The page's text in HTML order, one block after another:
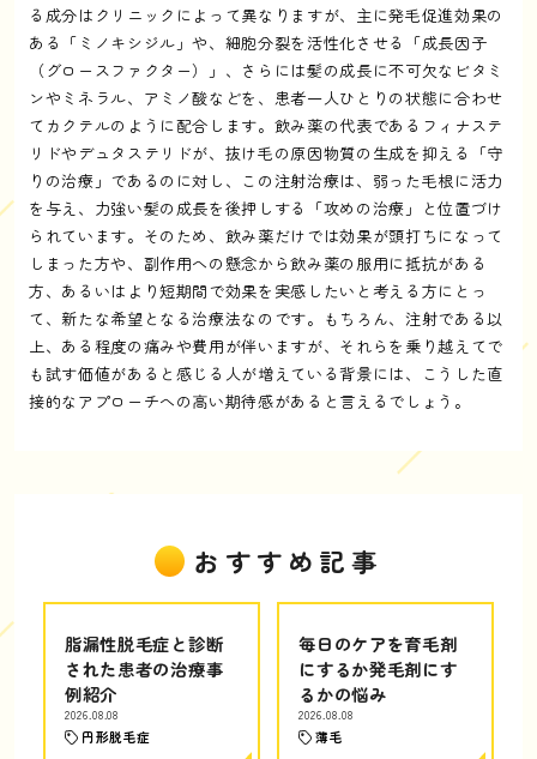
る成分はクリニックによって異なりますが、主に発毛促進効果の
ある「ミノキシジル」や、細胞分裂を活性化させる「成長因子
（グロースファクター）」、さらには髪の成長に不可欠なビタミ
ンやミネラル、アミノ酸などを、患者一人ひとりの状態に合わせ
てカクテルのように配合します。飲み薬の代表であるフィナステ
リドやデュタステリドが、抜け毛の原因物質の生成を抑える「守
りの治療」であるのに対し、この注射治療は、弱った毛根に活力
を与え、力強い髪の成長を後押しする「攻めの治療」と位置づけ
られています。そのため、飲み薬だけでは効果が頭打ちになって
しまった方や、副作用への懸念から飲み薬の服用に抵抗がある
方、あるいはより短期間で効果を実感したいと考える方にとっ
て、新たな希望となる治療法なのです。もちろん、注射である以
上、ある程度の痛みや費用が伴いますが、それらを乗り越えてで
も試す価値があると感じる人が増えている背景には、こうした直
接的なアプローチへの高い期待感があると言えるでしょう。
おすすめ記事
脂漏性脱毛症と診断
された患者の治療事
例紹介
2026.08.08
円形脱毛症
毎日のケアを育毛剤
にするか発毛剤にす
るかの悩み
2026.08.08
薄毛